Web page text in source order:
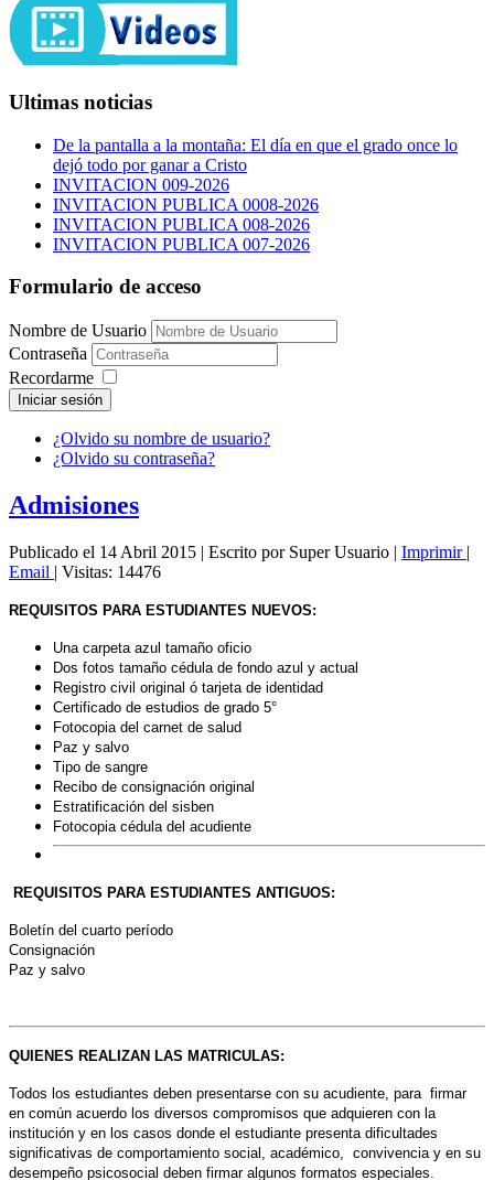
Ultimas noticias
De la pantalla a la montaña: El día en que el grado once lo
dejó todo por ganar a Cristo
INVITACION 009-2026
INVITACION PUBLICA 0008-2026
INVITACION PUBLICA 008-2026
INVITACION PUBLICA 007-2026
Formulario de acceso
Nombre de Usuario
Contraseña
Recordarme
Iniciar sesión
¿Olvido su nombre de usuario?
¿Olvido su contraseña?
Admisiones
Publicado el 14 Abril 2015 | Escrito por Super Usuario | Imprimir |
Email | Visitas: 14476
REQUISITOS PARA ESTUDIANTES NUEVOS:
Una carpeta azul tamaño oficio
Dos fotos tamaño cédula de fondo azul y actual
Registro civil original ó tarjeta de identidad
Certificado de estudios de grado 5°
Fotocopia del carnet de salud
Paz y salvo
Tipo de sangre
Recibo de consignación original
Estratificación del sisben
Fotocopia cédula del acudiente
REQUISITOS PARA ESTUDIANTES ANTIGUOS:
Boletín del cuarto período
Consignación
Paz y salvo
QUIENES REALIZAN LAS MATRICULAS:
Todos los estudiantes deben presentarse con su acudiente, para firmar
en común acuerdo los diversos compromisos que adquieren con la
institución y en los casos donde el estudiante presenta dificultades
significativas de comportamiento social, académico, convivencia y en su
desempeño psicosocial deben firmar algunos formatos especiales.